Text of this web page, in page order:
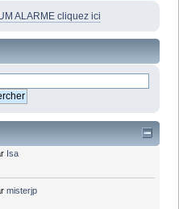
ALARME cliquez ici
Isa
misterjp